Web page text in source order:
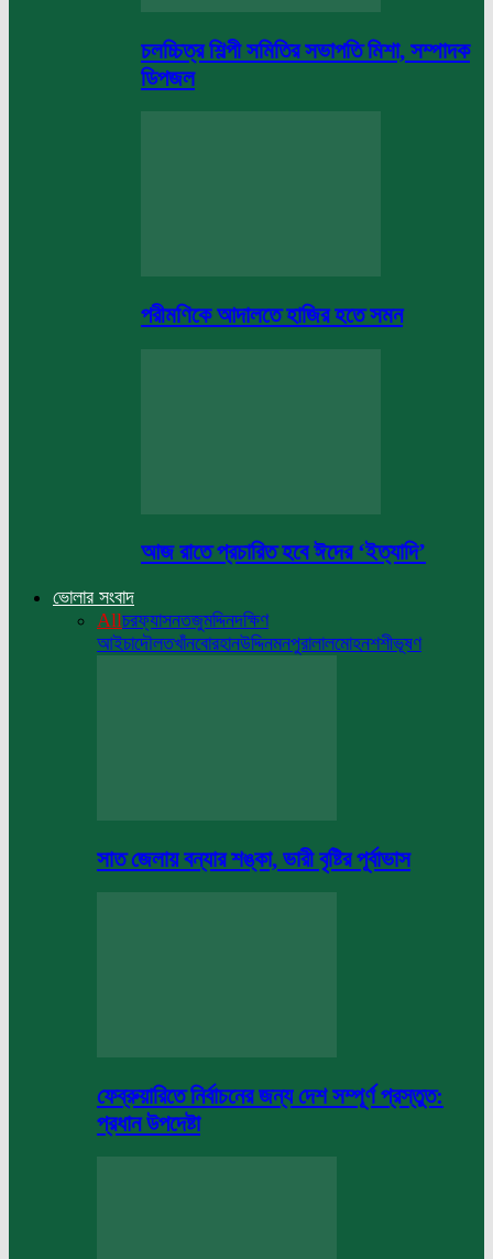
চলচ্চিত্র শিল্পী সমিতির সভাপতি মিশা, সম্পাদক
ডিপজল
পরীমণিকে আদালতে হাজির হতে সমন
আজ রাতে প্রচারিত হবে ঈদের ‘ইত্যাদি’
ভোলার সংবাদ
Allচরফ্যাসনতজুমদ্দিনদক্ষিণ
আইচাদৌলতখাঁনবোরহানউদ্দিনমনপুরালালমোহনশশীভূষণ
সাত জেলায় বন্যার শঙ্কা, ভারী বৃষ্টির পূর্বাভাস
ফেব্রুয়ারিতে নির্বাচনের জন্য দেশ সম্পূর্ণ প্রস্তুত:
প্রধান উপদেষ্টা